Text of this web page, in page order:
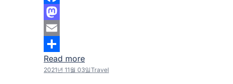
Facebook
Mastodon
Email
Share
Read more
2021년 11월 03일Travel